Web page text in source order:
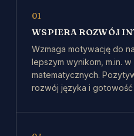
01
WSPIERA ROZWÓJ
Wzmaga motywację do
lepszym wynikom, m.in.
matematycznych.
rozwój języka i